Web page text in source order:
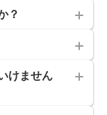
？
けません